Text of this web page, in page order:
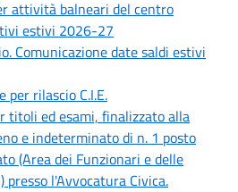
attività balneari del centro
estivi 2026-27
Comunicazione date saldi estivi
rilascio C.I.E.
titoli ed esami, finalizzato alla
e indeterminato di n. 1 posto
(Area dei Funzionari e delle
presso l'Avvocatura Civica.